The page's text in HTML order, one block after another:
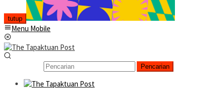
tutup
Menu Mobile
Pencarian